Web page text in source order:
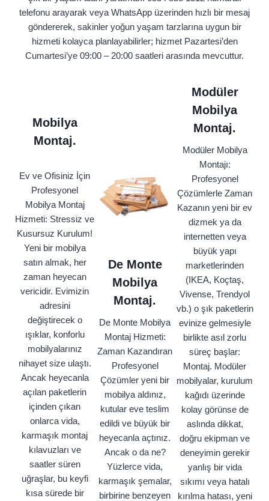
telefonu arayarak veya WhatsApp üzerinden hızlı bir mesaj
göndererek, sakinler yoğun yaşam tarzlarına uygun bir
hizmeti kolayca planlayabilirler; hizmet Pazartesi’den
Cumartesi’ye 09:00 – 20:00 saatleri arasında mevcuttur.
Mobilya
Montaj.
Ev ve Ofisiniz İçin
Profesyonel
Mobilya Montaj
Hizmeti: Stressiz ve
Kusursuz Kurulum!
Yeni bir mobilya
satın almak, her
zaman heyecan
vericidir. Evimizin
adresini
değiştirecek o
ışıklar, konforlu
mobilyalarınız
nihayet size ulaştı.
Ancak heyecanla
açılan paketlerin
içinden çıkan
onlarca vida,
karmaşık montaj
kılavuzları ve
saatler süren
uğraşlar, bu keyfi
kısa sürede bir
De Monte
Mobilya
Montaj.
De Monte Mobilya
Montaj Hizmeti:
Zaman Kazandıran
Profesyonel
Çözümler yeni bir
mobilya aldınız,
kutular eve teslim
edildi ve büyük bir
heyecanla açtınız.
Ancak o da ne?
Yüzlerce vida,
karmaşık şemalar,
birbirine benzeyen
Modüler
Mobilya
Montaj.
Modüler Mobilya
Montajı:
Profesyonel
Çözümlerle Zaman
Kazanın yeni bir ev
dizmek ya da
internetten veya
büyük yapı
marketlerinden
(IKEA, Koçtaş,
Vivense, Trendyol
vb.) o şık paketlerin
evinize gelmesiyle
birlikte asıl zorlu
süreç başlar:
Montaj. Modüler
mobilyalar, kurulum
kağıdı üzerinde
kolay görünse de
aslında dikkat,
doğru ekipman ve
deneyimin gerekir
yanlış bir vida
sıkımı veya hatalı
kırılma hatası, yeni